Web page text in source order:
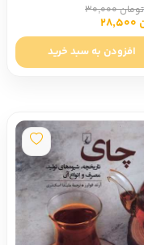
تومان 30,000
افزودن به سبد خرید